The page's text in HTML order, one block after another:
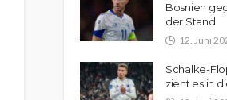
Bosnien
der Stand
12. Juni
Schalke-
zieht es in